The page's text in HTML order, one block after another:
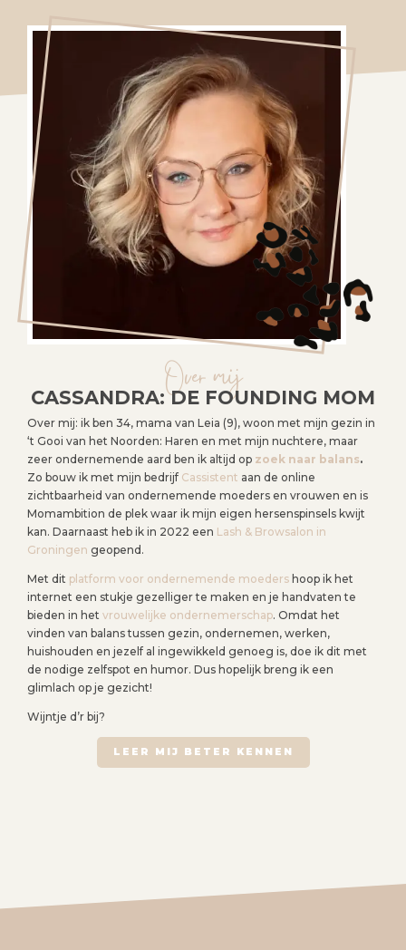
Over mij
CASSANDRA: DE FOUNDING MOM
Over mij: ik ben 34, mama van Leia (9), woon met mijn gezin in
‘t Gooi van het Noorden: Haren en met mijn nuchtere, maar
zeer ondernemende aard ben ik altijd op zoek naar balans.
Zo bouw ik met mijn bedrijf Cassistent aan de online
zichtbaarheid van ondernemende moeders en vrouwen en is
Momambition de plek waar ik mijn eigen hersenspinsels kwijt
kan. Daarnaast heb ik in 2022 een Lash & Browsalon in
Groningen geopend.
Met dit platform voor ondernemende moeders hoop ik het
internet een stukje gezelliger te maken en je handvaten te
bieden in het vrouwelijke ondernemerschap. Omdat het
vinden van balans tussen gezin, ondernemen, werken,
huishouden en jezelf al ingewikkeld genoeg is, doe ik dit met
de nodige zelfspot en humor. Dus hopelijk breng ik een
glimlach op je gezicht!
Wijntje d’r bij?
LEER MIJ BETER KENNEN